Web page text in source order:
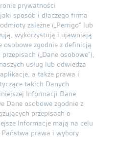
prywatności
sposób i dlaczego firma
zależne („Perrigo” lub
wykorzystują i ujawniają
osobowe zgodnie z definicją
(„Dane osobowe”),
usług lub odwiedza
a także prawa i
takich Danych
Informacji Dane
Dane osobowe zgodnie z
przepisach o
Informacje mają na celu
prawa i wybory